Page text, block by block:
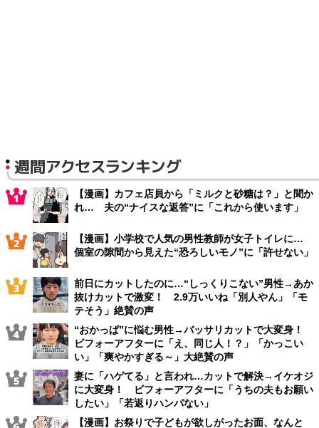
週間アクセスランキング
【漫画】カフェ店員から「ミルクと砂糖は？」と聞か
れ… 夫の“ナイスな返答”に「これから使います」
【漫画】小学校で人気の男性教師が女子トイレに…
個室の隙間から見えた“恐ろしいモノ”に「許せない」
前日にカットしたのに…“しっくりこない”男性→あか
抜けカットで激変！ 2.9万いいね「別人やん」「モ
テそう」絶賛の声
“おかっぱ”に悩む男性→バッサリカットで大変身！
ビフォーアフターに「え、同じ人！？」「かっこい
い」「爽やかすぎる～」大絶賛の声
妻に「ハゲてる」と言われ…カットで解決→イケオジ
に大変身！ ビフォーアフターに「うちの夫もお願い
したい」「若返りハンパない」
【漫画】お祭りで子どもが欲しがったお面、なんと